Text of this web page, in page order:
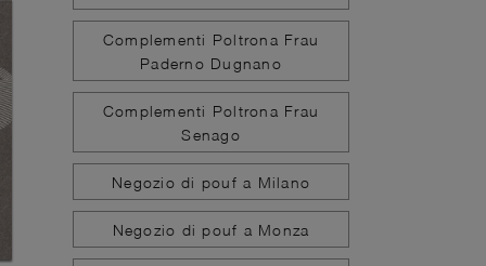
Complementi Poltrona Frau
Paderno Dugnano
Complementi Poltrona Frau
Senago
Negozio di pouf a Milano
Negozio di pouf a Monza